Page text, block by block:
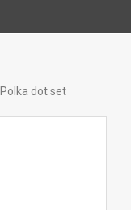
Polka dot set